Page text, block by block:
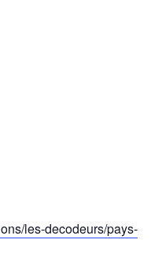
les-decodeurs/pays-